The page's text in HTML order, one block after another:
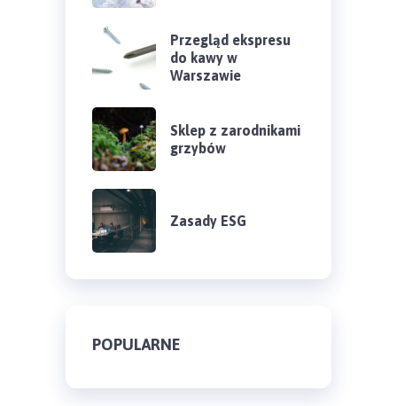
Przegląd ekspresu
do kawy w
Warszawie
Sklep z zarodnikami
grzybów
Zasady ESG
POPULARNE